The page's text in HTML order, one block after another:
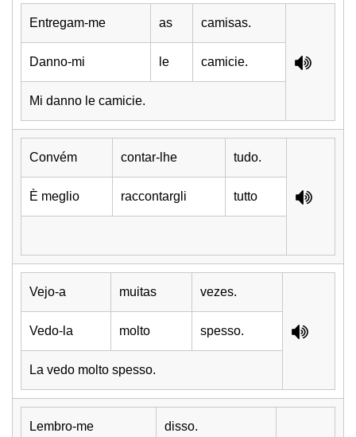
Entregam-me as camisas.
Danno-mi le camicie.
Mi danno le camicie.
Convém contar-lhe tudo.
È meglio raccontargli tutto
Vejo-a muitas vezes.
Vedo-la molto spesso.
La vedo molto spesso.
Lembro-me disso.